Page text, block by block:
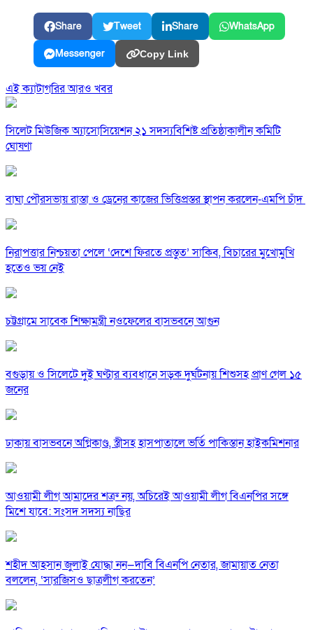
Share Tweet Share WhatsApp
Messenger Copy Link
এই ক্যাটাগরির আরও খবর
সিলেট মিউজিক অ্যাসোসিয়েশন ২১ সদস্যবিশিষ্ট প্রতিষ্ঠাকালীন কমিটি
ঘোষণা
বাঘা পৌরসভায় রাস্তা ও ড্রেনের কাজের ভিত্তিপ্রস্তর স্থাপন করলেন-এমপি চাঁদ
নিরাপত্তার নিশ্চয়তা পেলে ‘দেশে ফিরতে প্রস্তুত’ সাকিব, বিচারের মুখোমুখি
হতেও ভয় নেই
চট্টগ্রামে সাবেক শিক্ষামন্ত্রী নওফেলের বাসভবনে আগুন
বগুড়ায় ও সিলেটে দুই ঘণ্টার ব্যবধানে সড়ক দুর্ঘটনায় শিশুসহ প্রাণ গেল ১৫
জনের
ঢাকায় বাসভবনে অগ্নিকাণ্ড, স্ত্রীসহ হাসপাতালে ভর্তি পাকিস্তান হাইকমিশনার
আওয়ামী লীগ আমাদের শত্রু নয়, অচিরেই আওয়ামী লীগ বিএনপির সঙ্গে
মিশে যাবে: সংসদ সদস্য নাছির
শহীদ আহসান জুলাই যোদ্ধা নন—দাবি বিএনপি নেতার, জামায়াত নেতা
বললেন, ‘সারজিসও ছাত্রলীগ করতেন’